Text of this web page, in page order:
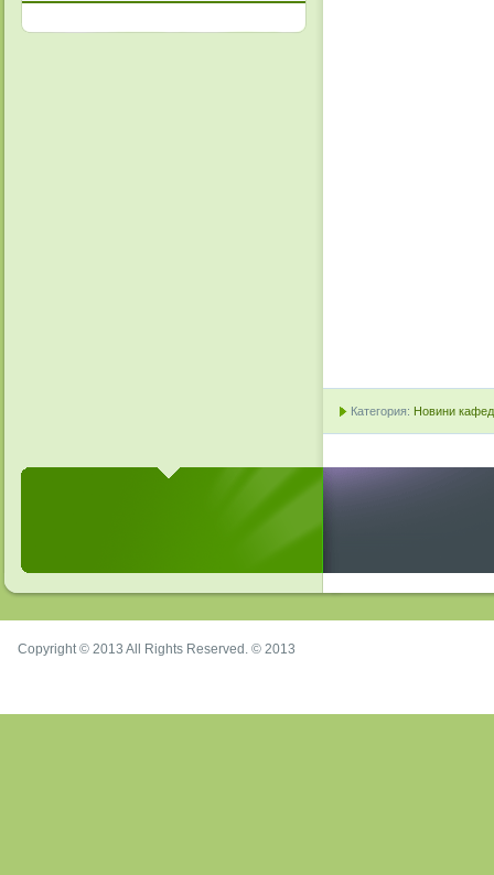
Категория: Новини
Copyright © 2013 All Rights Reserved. © 2013